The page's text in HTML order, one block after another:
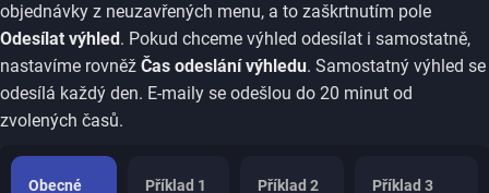
objednávky z neuzavřených menu, a to zaškrtnutím pole
Odesílat výhled. Pokud chceme výhled odesílat i samostatně,
nastavíme rovněž Čas odeslání výhledu. Samostatný výhled se
odesílá každý den. E-maily se odešlou do 20 minut od
zvolených časů.
Obecné
Příklad 1
Příklad 2
Příklad 3